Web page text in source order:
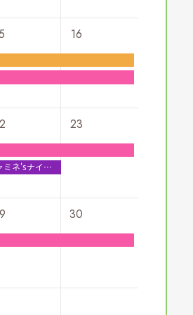
16
ミネ'sナイト
ケット
23
30